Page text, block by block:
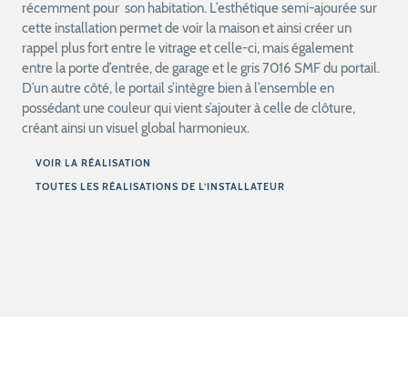
récemment pour son habitation. L’esthétique semi-ajourée sur
cette installation permet de voir la maison et ainsi créer un
rappel plus fort entre le vitrage et celle-ci, mais également
entre la porte d’entrée, de garage et le gris 7016 SMF du portail.
D’un autre côté, le portail s’intègre bien à l’ensemble en
possédant une couleur qui vient s’ajouter à celle de clôture,
créant ainsi un visuel global harmonieux.
VOIR LA RÉALISATION
TOUTES LES RÉALISATIONS DE L’INSTALLATEUR